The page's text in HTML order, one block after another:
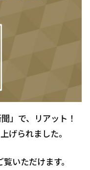
」で、リアット！
げられました。
いただけます。